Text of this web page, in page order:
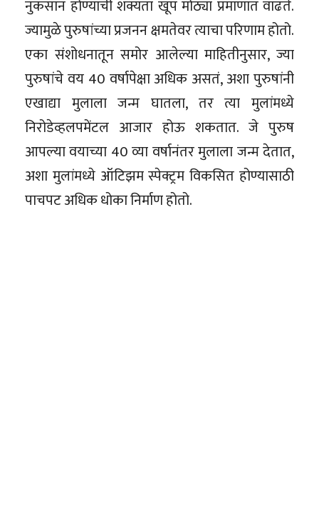
नुकसान होण्याची शक्यता खूप मोठ्या प्रमाणात वाढते.
ज्यामुळे पुरुषांच्या प्रजनन क्षमतेवर त्याचा परिणाम होतो.
एका संशोधनातून समोर आलेल्या माहितीनुसार, ज्या
पुरुषांचे वय 40 वर्षापेक्षा अधिक असतं, अशा पुरुषांनी
एखाद्या मुलाला जन्म घातला, तर त्या मुलांमध्ये
निरोडेव्हलपमेंटल आजार होऊ शकतात. जे पुरुष
आपल्या वयाच्या 40 व्या वर्षानंतर मुलाला जन्म देतात,
अशा मुलांमध्ये ऑटिझम स्पेक्ट्रम विकसित होण्यासाठी
पाचपट अधिक धोका निर्माण होतो.